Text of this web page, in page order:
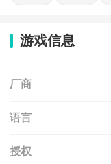
游戏信息
厂商
语言
授权